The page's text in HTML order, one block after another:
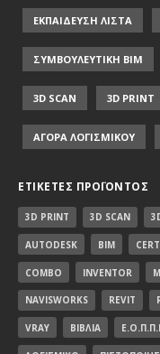
ΕΚΠΑΙΔΕΥΣΗ ΛΙΣΤΑ
ΣΥΜΒΟΥΛΕΥΤΙΚΗ ΒΙΜ
3D SCAN 3D PRINT
ΑΓΟΡΑ ΛΟΓΙΣΜΙΚΟΥ
ΕΤΙΚΈΤΕΣ ΠΡΟΪΌΝΤΟΣ
3D PRINT 3D SCAN
AUTODESK BIM
COMBO INVENTOR
NAVISWORKS REVIT
VRAY ΒΙΒΛΊΑ